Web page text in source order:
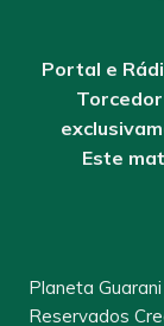
Portal e
Este
Planeta
Reservados